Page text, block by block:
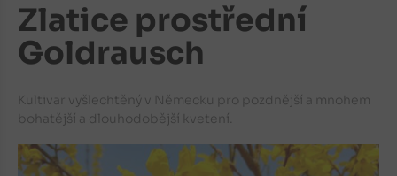
Zlatice prostřední
Goldrausch
Kultivar vyšlechtěný v Německu pro pozdnější a mnohem
bohatější a dlouhodobější kvetení.